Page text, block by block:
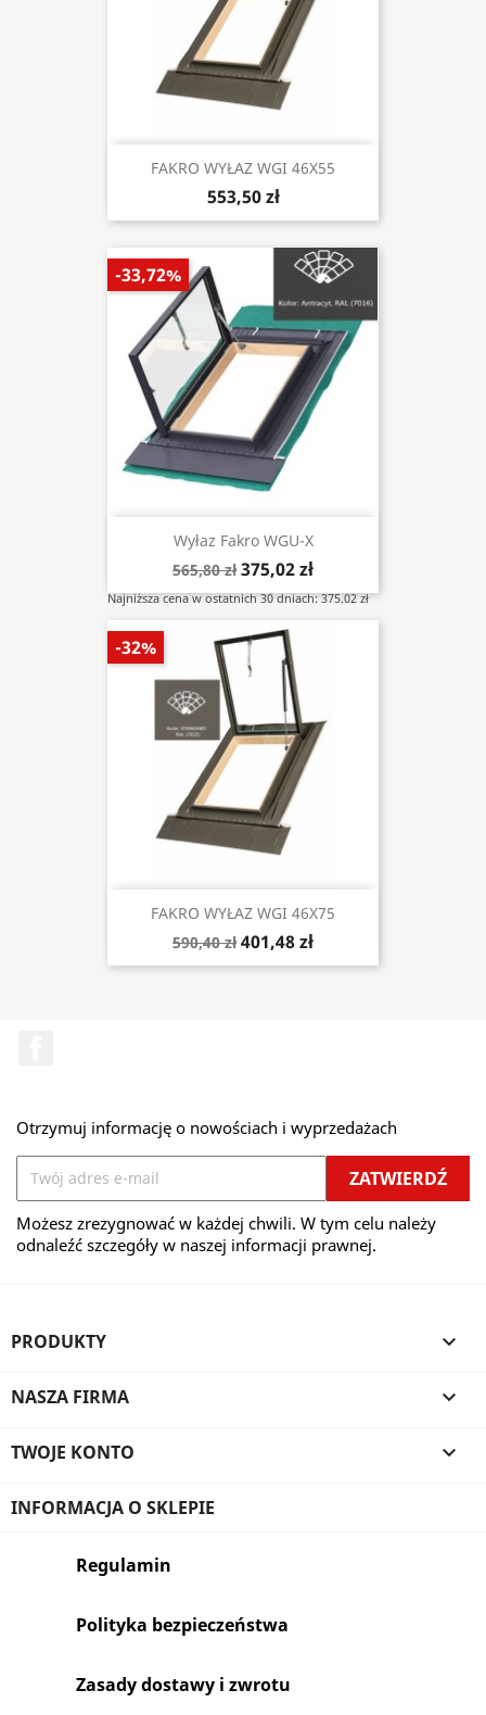
FAKRO WYŁAZ WGI 46X55
553,50 zł
Wyłaz Fakro WGU-X
565,80 zł 375,02 zł
Najniższa cena w ostatnich 30 dniach: 375.02 zł
-33,72%
FAKRO WYŁAZ WGI 46X75
590,40 zł 401,48 zł
-32%
Otrzymuj informację o nowościach i wyprzedażach
Możesz zrezygnować w każdej chwili. W tym celu należy
odnaleźć szczegóły w naszej informacji prawnej.
PRODUKTY 
NASZA FIRMA 
TWOJE KONTO 
INFORMACJA O SKLEPIE
Regulamin
Polityka bezpieczeństwa
Zasady dostawy i zwrotu